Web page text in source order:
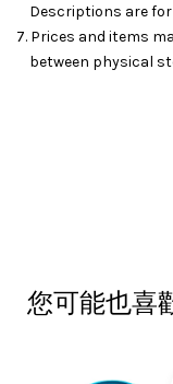
Descriptions are
7. Prices and items
between physical
您可能也喜